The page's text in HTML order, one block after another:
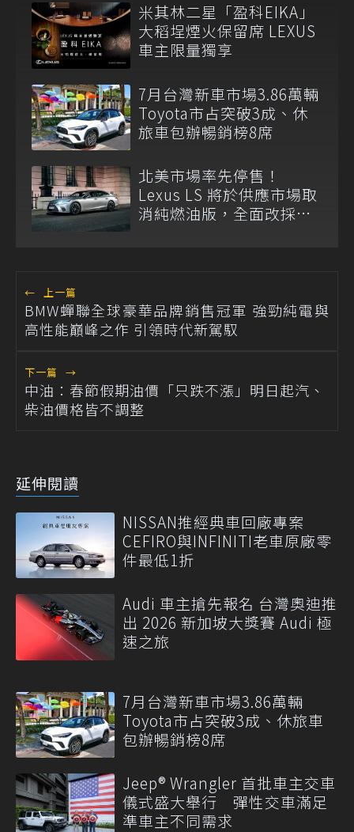
米其林二星「盈科EIKA」
大稻埕煙火保留席 LEXUS
車主限量獨享
7月台灣新車市場3.86萬輛
Toyota市占突破3成、休
旅車包辦暢銷榜8席
北美市場率先停售！
Lexus LS 將於供應市場取
消純燃油版，全面改採單
← 上一篇
BMW蟬聯全球豪華品牌銷售冠軍 強勁純電與
高性能巔峰之作 引領時代新駕馭
下一篇 →
中油：春節假期油價「只跌不漲」明日起汽、
柴油價格皆不調整
延伸閱讀
NISSAN推經典車回廠專案
CEFIRO與INFINITI老車原廠零
件最低1折
Audi 車主搶先報名 台灣奧迪推
出 2026 新加坡大獎賽 Audi 極
速之旅
7月台灣新車市場3.86萬輛
Toyota市占突破3成、休旅車
包辦暢銷榜8席
Jeep® Wrangler 首批車主交車
儀式盛大舉行 彈性交車滿足
準車主不同需求